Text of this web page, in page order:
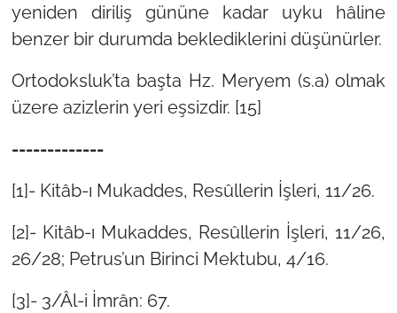
yeniden diriliş gününe kadar uyku hâline
benzer bir durumda beklediklerini düşünürler.
Ortodoksluk’ta başta Hz. Meryem (s.a) olmak
üzere azizlerin yeri eşsizdir. [15]
-------------
[1]- Kitâb-ı Mukaddes, Resûllerin İşleri, 11/26.
[2]- Kitâb-ı Mukaddes, Resûllerin İşleri, 11/26,
26/28; Petrus’un Birinci Mektubu, 4/16.
[3]- 3/Âl-i İmrân: 67.